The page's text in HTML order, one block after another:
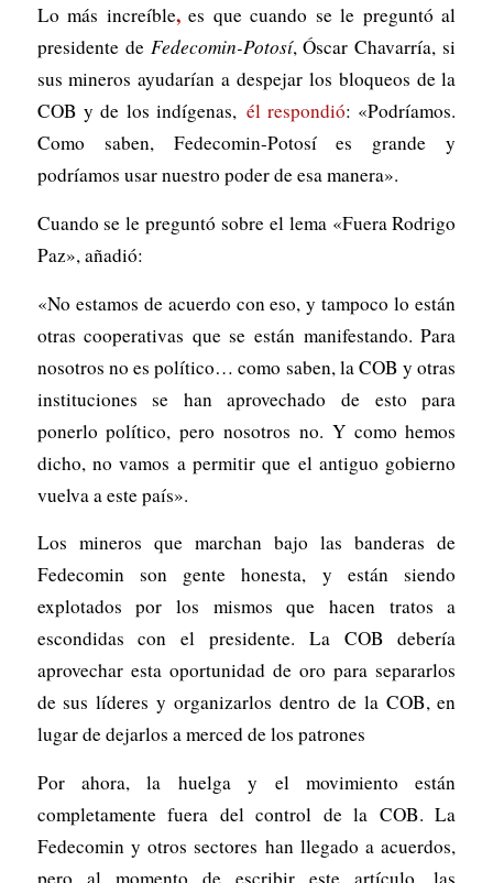
Lo más increíble,es que cuando se le preguntó al
presidente de Fedecomin-Potosí, Óscar Chavarría, si
sus mineros ayudarían a despejar los bloqueos de la
COB y de los indígenas, él respondió: «Podríamos.
Como saben, Fedecomin-Potosí es grande y
podríamos usar nuestro poder de esa manera».
Cuando se le preguntó sobre el lema «Fuera Rodrigo
Paz», añadió:
«No estamos de acuerdo con eso, y tampoco lo están
otras cooperativas que se están manifestando. Para
nosotros no es político… como saben, la COB y otras
instituciones se han aprovechado de esto para
ponerlo político, pero nosotros no. Y como hemos
dicho, no vamos a permitir que el antiguo gobierno
vuelva a este país».
Los mineros que marchan bajo las banderas de
Fedecomin son gente honesta, y están siendo
explotados por los mismos que hacen tratos a
escondidas con el presidente. La COB debería
aprovechar esta oportunidad de oro para separarlos
de sus líderes y organizarlos dentro de la COB, en
lugar de dejarlos a merced de los patrones
Por ahora, la huelga y el movimiento están
completamente fuera del control de la COB. La
Fedecomin y otros sectores han llegado a acuerdos,